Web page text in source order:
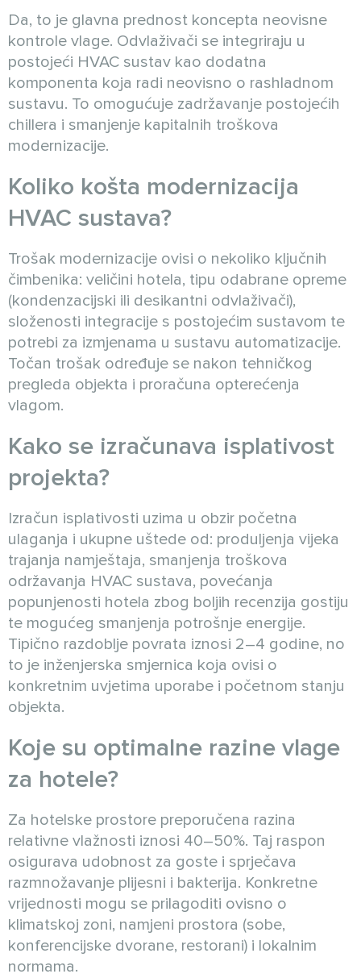
Da, to je glavna prednost koncepta neovisne
kontrole vlage. Odvlaživači se integriraju u
postojeći HVAC sustav kao dodatna
komponenta koja radi neovisno o rashladnom
sustavu. To omogućuje zadržavanje postojećih
chillera i smanjenje kapitalnih troškova
modernizacije.
Koliko košta modernizacija
HVAC sustava?
Trošak modernizacije ovisi o nekoliko ključnih
čimbenika: veličini hotela, tipu odabrane opreme
(kondenzacijski ili desikantni odvlaživači),
složenosti integracije s postojećim sustavom te
potrebi za izmjenama u sustavu automatizacije.
Točan trošak određuje se nakon tehničkog
pregleda objekta i proračuna opterećenja
vlagom.
Kako se izračunava isplativost
projekta?
Izračun isplativosti uzima u obzir početna
ulaganja i ukupne uštede od: produljenja vijeka
trajanja namještaja, smanjenja troškova
održavanja HVAC sustava, povećanja
popunjenosti hotela zbog boljih recenzija gostiju
te mogućeg smanjenja potrošnje energije.
Tipično razdoblje povrata iznosi 2–4 godine, no
to je inženjerska smjernica koja ovisi o
konkretnim uvjetima uporabe i početnom stanju
objekta.
Koje su optimalne razine vlage
za hotele?
Za hotelske prostore preporučena razina
relativne vlažnosti iznosi 40–50%. Taj raspon
osigurava udobnost za goste i sprječava
razmnožavanje plijesni i bakterija. Konkretne
vrijednosti mogu se prilagoditi ovisno o
klimatskoj zoni, namjeni prostora (sobe,
konferencijske dvorane, restorani) i lokalnim
normama.